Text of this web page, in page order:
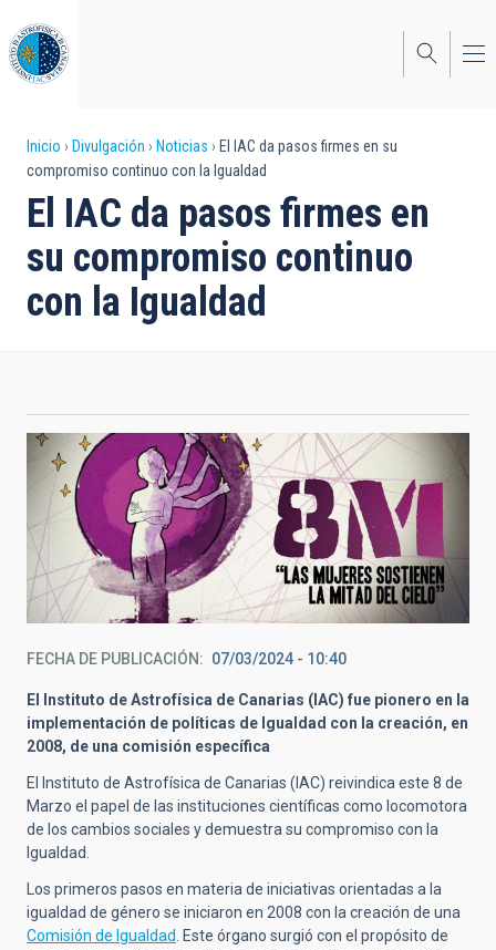
al
contenido
principal
Sobrescribir
enlaces
de
ayuda
a
Inicio Divulgación Noticias
El IAC da pasos firmes en su
compromiso continuo con la Igualdad
El IAC da pasos firmes en
su compromiso continuo
con la Igualdad
FECHA DE PUBLICACIÓN 07/03/2024 - 10:40
El Instituto de Astrofísica de Canarias (IAC) fue pionero en la
implementación de políticas de Igualdad con la creación, en
2008, de una comisión específica
El Instituto de Astrofísica de Canarias (IAC) reivindica este 8 de
Marzo el papel de las instituciones científicas como locomotora
de los cambios sociales y demuestra su compromiso con la
Igualdad.
Los primeros pasos en materia de iniciativas orientadas a la
igualdad de género se iniciaron en 2008 con la creación de una
Comisión de Igualdad . Este órgano surgió con el propósito de